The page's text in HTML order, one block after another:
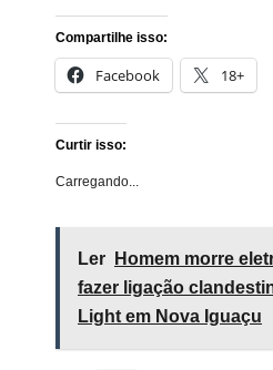
Compartilhe isso:
Facebook 18+
Curtir isso:
Carregando...
Ler
Homem morre
fazer ligação
Light em Nova Iguaçu